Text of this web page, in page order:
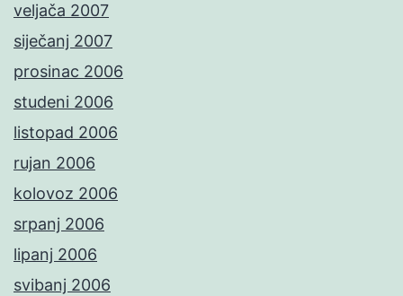
veljača 2007
siječanj 2007
prosinac 2006
studeni 2006
listopad 2006
rujan 2006
kolovoz 2006
srpanj 2006
lipanj 2006
svibanj 2006